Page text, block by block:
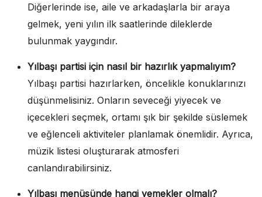
Diğerlerinde ise, aile ve arkadaşlarla bir araya
gelmek, yeni yılın ilk saatlerinde dileklerde
bulunmak yaygındır.
Yılbaşı partisi için nasıl bir hazırlık yapmalıyım?
Yılbaşı partisi hazırlarken, öncelikle konuklarınızı
düşünmelisiniz. Onların seveceği yiyecek ve
içecekleri seçmek, ortamı şık bir şekilde süslemek
ve eğlenceli aktiviteler planlamak önemlidir. Ayrıca,
müzik listesi oluşturarak atmosferi
canlandırabilirsiniz.
Yılbaşı menüsünde hangi yemekler olmalı?